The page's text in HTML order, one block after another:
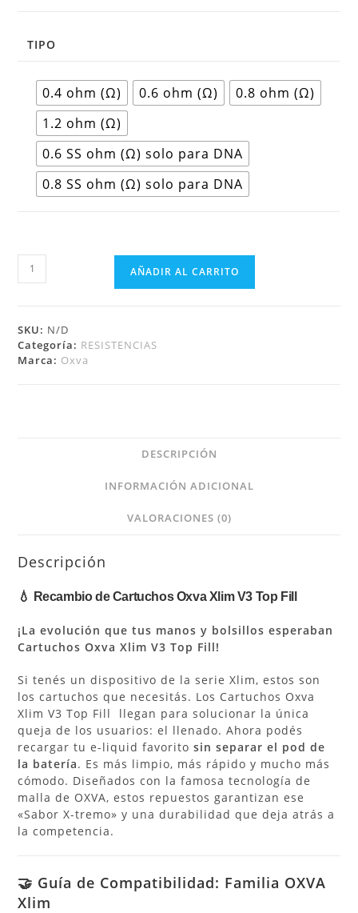
TIPO
0.4 ohm (Ω) 0.6 ohm (Ω)
0.8 ohm (Ω)
1.2 ohm (Ω)
0.6 SS ohm (Ω) solo para DNA
0.8 SS ohm (Ω) solo para DNA
AÑADIR AL CARRITO
SKU: N/D
Categoría: RESISTENCIAS
Marca: Oxva
DESCRIPCIÓN
INFORMACIÓN ADICIONAL
VALORACIONES (0)
Descripción
💧 Recambio de Cartuchos Oxva Xlim V3 Top Fill
¡La evolución que tus manos y bolsillos esperaban
Cartuchos Oxva Xlim V3 Top Fill!
Si tenés un dispositivo de la serie Xlim, estos son
los cartuchos que necesitás. Los Cartuchos Oxva
Xlim V3 Top Fill llegan para solucionar la única
queja de los usuarios: el llenado.Ahora podés
recargar tu e-liquid favoritosin separar el pod de
la batería. Es más limpio, más rápido y mucho más
cómodo. Diseñados con la famosa tecnología de
malla de OXVA, estos repuestos garantizan ese
«Sabor X-tremo» y una durabilidad que deja atrás a
la competencia.
🤝 Guía de Compatibilidad: Familia OXVA
Xlim